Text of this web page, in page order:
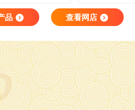
品 查看网店